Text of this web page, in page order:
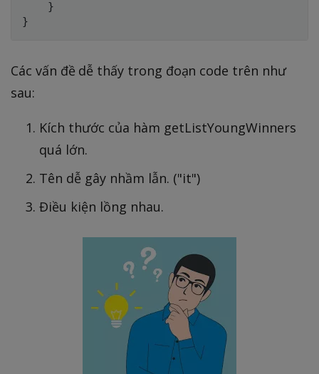
    }
Các vấn đề dễ thấy trong đoạn code trên như
sau:
Kích thước của hàm getListYoungWinners
quá lớn.
Tên dễ gây nhầm lẫn. ("it")
Điều kiện lồng nhau.